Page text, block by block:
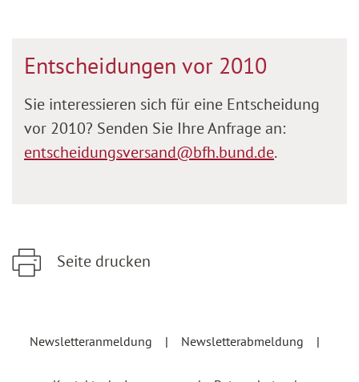
Entscheidungen vor 2010
Sie interessieren sich für eine Entscheidung
vor 2010? Senden Sie Ihre Anfrage an:
entscheidungsversand@bfh.bund.de.
Seite drucken
Newsletteranmeldung
Newsletterabmeldung